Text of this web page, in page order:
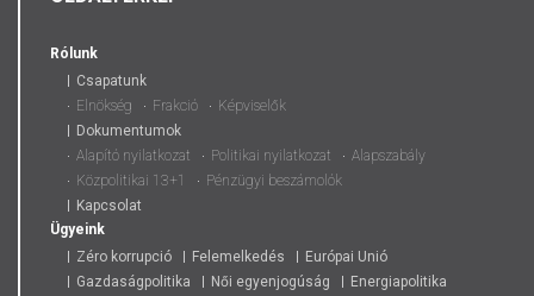
Rólunk
Csapatunk
Elnökség
Frakció
Képviselők
Dokumentumok
Alapító nyilatkozat
Politikai nyilatkozat
Alapszabály
Közpolitikai 13+1
Pénzügyi beszámolók
Kapcsolat
Ügyeink
Zéro korrupció
Felemelkedés
Európai Unió
Gazdaságpolitika
Női egyenjogúság
Energiapolitika